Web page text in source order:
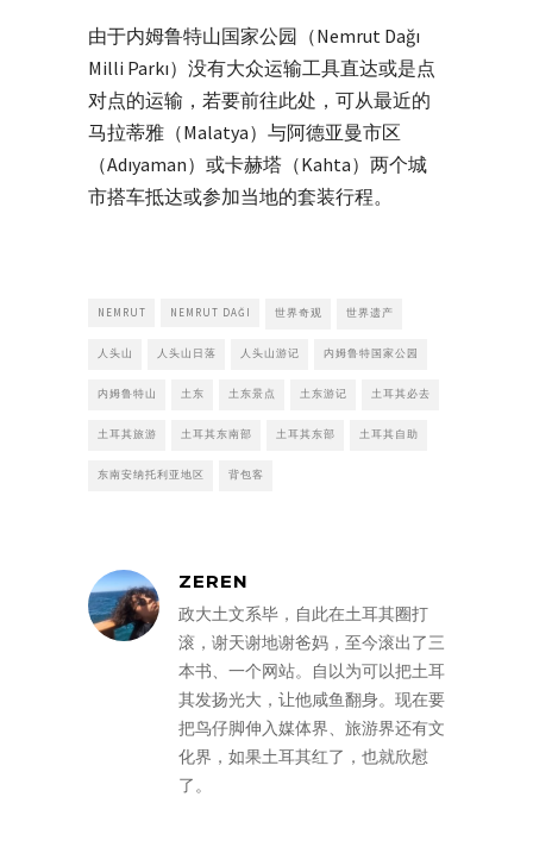
由于内姆鲁特山国家公园（Nemrut Dağı
Milli Parkı）没有大众运输工具直达或是点
对点的运输，若要前往此处，可从最近的
马拉蒂雅（Malatya）与阿德亚曼市区
（Adıyaman）或卡赫塔（Kahta）两个城
市搭车抵达或参加当地的套装行程。
NEMRUT NEMRUT DAĞI 世界奇观 世界遗产
人头山 人头山日落 人头山游记 内姆鲁特国家公园
内姆鲁特山 土东 土东景点 土东游记 土耳其必去
土耳其旅游 土耳其东南部 土耳其东部 土耳其自助
东南安纳托利亚地区 背包客
ZEREN
政大土文系毕，自此在土耳其圈打
滚，谢天谢地谢爸妈，至今滚出了三
本书、一个网站。自以为可以把土耳
其发扬光大，让他咸鱼翻身。现在要
把鸟仔脚伸入媒体界、旅游界还有文
化界，如果土耳其红了，也就欣慰
了。